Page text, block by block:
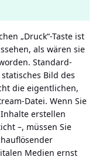
„Druck“-Taste ist
als wären sie
Standard-
Bild des
die eigentlichen,
Datei. Wenn Sie
erstellen
–, müssen Sie
Medien ernst